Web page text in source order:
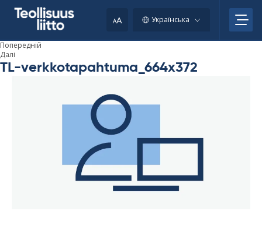
AA Українська
Попередній
Далі
TL-verkkotapahtuma_664x372